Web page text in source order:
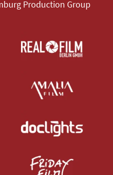
Production Group